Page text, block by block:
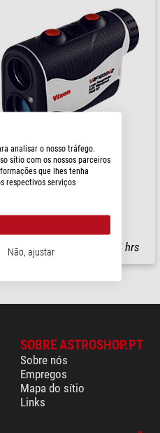
Rangefinder VRF1000VZ
pronto para envio em 24 hrs
SOBRE ASTROSHOP.PT
Sobre nós
Empregos
Mapa do sítio
Links
analisar o nosso tráfego.
sítio com os nossos parceiros
que lhes tenha
respectivos serviços
Não, ajustar